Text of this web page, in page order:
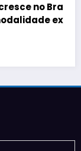
mas